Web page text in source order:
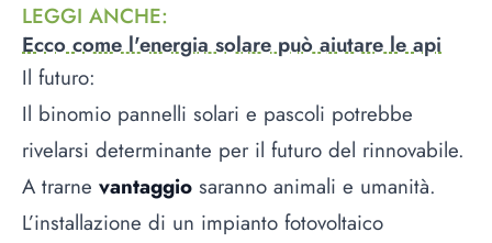
LEGGI ANCHE:
Ecco come l'energia solare può aiutare le api
Il futuro:
Il binomio pannelli solari e pascoli potrebbe
rivelarsi determinante per il futuro del rinnovabile.
A trarne vantaggio saranno animali e umanità.
L’installazione di un impianto fotovoltaico